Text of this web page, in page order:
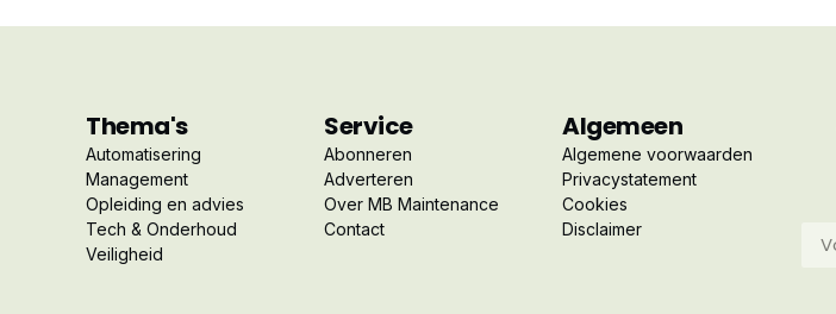
Thema's
Automatisering
Management
Opleiding en advies
Tech & Onderhoud
Veiligheid
Service
Abonneren
Adverteren
Over MB Maintenance
Contact
Algemeen
Algemene voorwaarden
Privacystatement
Cookies
Disclaimer